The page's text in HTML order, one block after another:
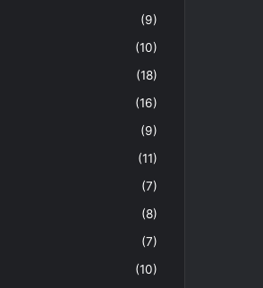
(9)
(10)
(18)
(16)
(9)
(11)
(7)
(8)
(7)
(10)